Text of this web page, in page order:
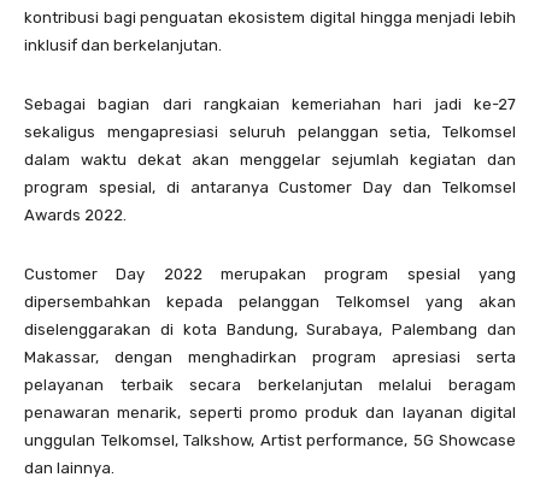
kontribusi bagi penguatan ekosistem digital hingga menjadi lebih
inklusif dan berkelanjutan.
Sebagai bagian dari rangkaian kemeriahan hari jadi ke-27
sekaligus mengapresiasi seluruh pelanggan setia, Telkomsel
dalam waktu dekat akan menggelar sejumlah kegiatan dan
program spesial, di antaranya Customer Day dan Telkomsel
Awards 2022.
Customer Day 2022 merupakan program spesial yang
dipersembahkan kepada pelanggan Telkomsel yang akan
diselenggarakan di kota Bandung, Surabaya, Palembang dan
Makassar, dengan menghadirkan program apresiasi serta
pelayanan terbaik secara berkelanjutan melalui beragam
penawaran menarik, seperti promo produk dan layanan digital
unggulan Telkomsel, Talkshow, Artist performance, 5G Showcase
dan lainnya.